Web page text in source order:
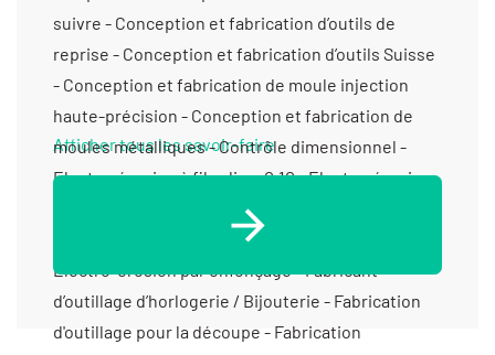
Afficher tous les savoir-faire